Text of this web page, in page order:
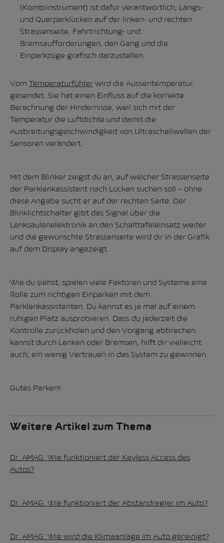
(Kombiinstrument) ist dafür verantwortlich, Längs-
und Querparklücken auf der linken- und rechten
Strassenseite, Fahrtrichtung- und
Bremsaufforderungen, den Gang und die
Einparkzüge grafisch darzustellen.
Vom Temperaturfühler wird die Aussentemperatur
gesendet. Sie hat einen Einfluss auf die korrekte
Berechnung der Hindernisse, weil sich mit der
Temperatur die Luftdichte und damit die
Ausbreitungsgeschwindigkeit von Ultraschallwellen der
Sensoren verändert.
Mit dem Blinker zeigst du an, auf welcher Strassenseite
der Parklenkassistent nach Lücken suchen soll – ohne
diese Angabe sucht er auf der rechten Seite. Der
Blinklichtschalter gibt das Signal über die
Lenksäulenelektronik an den Schalttafeleinsatz weiter
und die gewünschte Strassenseite wird dir in der Grafik
auf dem Display angezeigt.
Wie du siehst, spielen viele Faktoren und Systeme eine
Rolle zum richtigen Einparken mit dem
Parklenkassistenten. Du kannst es ja mal auf einem
ruhigen Platz ausprobieren. Dass du jederzeit die
Kontrolle zurückholen und den Vorgang abbrechen
kannst durch Lenken oder Bremsen, hilft dir vielleicht
auch, ein wenig Vertrauen in das System zu gewinnen.
Gutes Parken!
Weitere Artikel zum Thema
Dr. AMAG: Wie funktioniert der Keyless Access des
Autos?
Dr. AMAG: Wie funktioniert der Abstandregler im Auto?
Dr. AMAG: Wie wird die Klimaanlage im Auto gereinigt?